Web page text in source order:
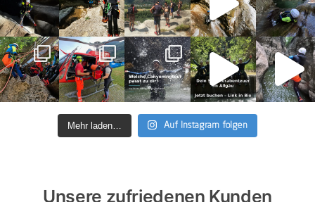
Leider können wir aber kein technisches Equipment
wie induktive Höranlagen mitführen und keine
Touren anbieten, bei denen wir über
Gebärdensprache, leichte Sprache oder Brailleschrift
kommunizieren/informieren. Gern kannst Du aber
einen Blindenhund mitbringen oder mit uns eine 1:1-
Betreuung vereinbaren.
Mehr laden… Auf Instagram folgen
Unsere zufriedenen Kunden